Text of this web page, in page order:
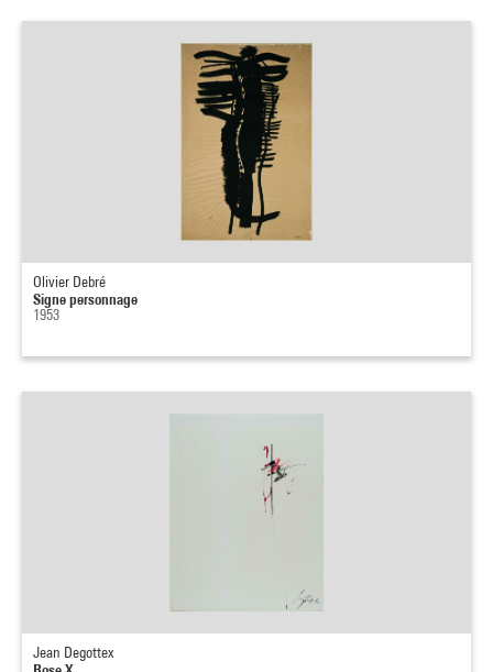
Olivier Debré
Signe personnage
1953
Jean Degottex